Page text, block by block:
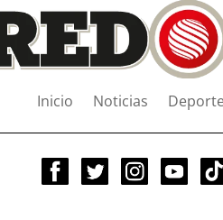
Inicio Noticias